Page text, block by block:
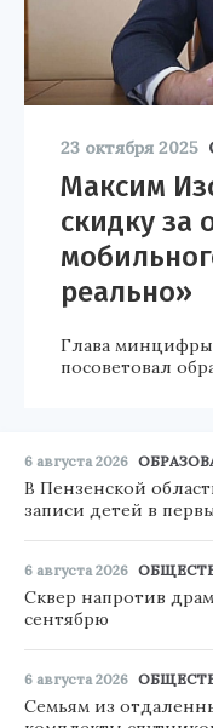
23 октября 2025
Максим
скидку за
реально»
Глава минцифры
посоветовал
6 августа 2026
В Пензенской
записи детей в
6 августа 2026
Сквер напротив
сентябрю
6 августа 2026
Семьям из